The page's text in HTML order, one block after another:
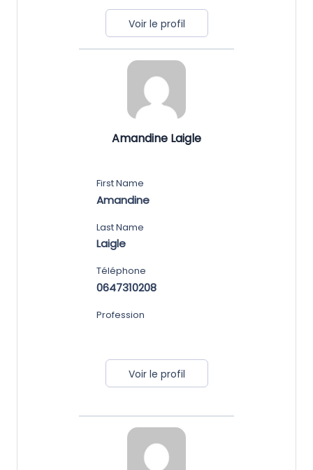
Voir le profil
Amandine Laigle
First Name
Amandine
Last Name
Laigle
Téléphone
0647310208
Profession
Voir le profil